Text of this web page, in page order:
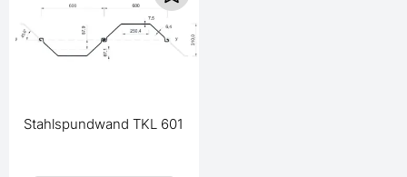
Stahlspundwand TKL 601